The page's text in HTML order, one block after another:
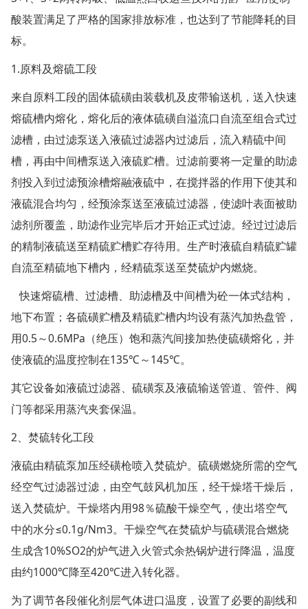
酸装置满足了严格的国家排放标准，也达到了节能降耗的目
标。
1.原料及熔硫工段
来自原料工段的固体硫磺由装载机及皮带输送机，送入快速
熔硫槽内熔化，熔化后的液体硫磺自溢流口自流至组合式过
滤槽，由过滤泵送入液硫过滤器内过滤后，流入精硫中间
槽，再由中间槽泵送入液硫贮槽。过滤前要将一定量的助滤
剂投入到过滤预涂槽熔融液硫中，在搅拌器的作用下使其和
液硫混合均匀，经预涂泵送至液硫过滤器，使滤叶表面被助
滤剂所覆盖，助滤作业完毕后才开始正式过滤。经过过滤后
的精制液硫送至精硫贮槽贮存待用。生产时液硫自精硫贮罐
自流至精硫地下槽内，经精硫泵送至焚硫炉内燃烧。
快速熔硫槽、过滤槽、助滤槽及中间槽为砼一体式结构，
地下布置；各硫磺贮槽及精硫贮槽内均设有蒸汽加热盘管，
用0.5～0.6MPa（绝压）饱和蒸汽间接加热使硫磺熔化，并
使液硫的温度控制在135℃～145℃。
其它设备如液硫过滤器、硫磺泵及液硫输送管道、管件、阀
门等都采用蒸汽夹套保温。
2、焚硫转化工段
液硫由精硫泵加压经磺枪喷入焚硫炉。硫磺燃烧所需的空气
经空气过滤器过滤，由空气鼓风机加压，经干燥塔干燥后，
送入焚硫炉。干燥塔内用98％硫酸干燥空气，使出塔空气
中的水分≤0.1g/Nm3。干燥空气在焚硫炉与硫磺混合燃烧
生成含10%SO2的炉气进入火管式余热锅炉进行降温，温度
由约1000℃降至420℃进入转化器。
为了调节各段催化剂层气体进口温度，设置了必要的副线和